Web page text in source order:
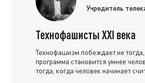
Учредитель
Технофашисты XXI века
Технофашизм побеждает не
программа становится умнее
тогда, когда человек начинает